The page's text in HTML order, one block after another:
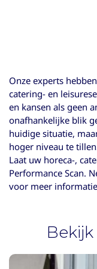
Onze experts
catering- en
en kansen als geen
onafhankelijke blik
huidige situatie,
hoger niveau te
Laat uw horeca-,
Performance Scan.
voor meer
Bekijk